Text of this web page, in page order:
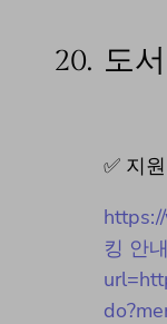
20. 도
✅ 지
킹 안